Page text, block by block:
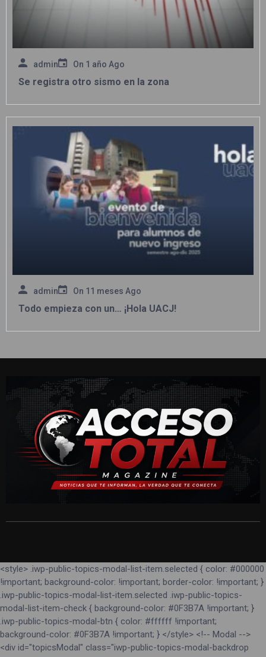
admin On 1 año Ago
Se registra otro sismo en la zona
admin On 11 meses Ago
Todo empieza con un… ¡Hola UACJ!
<style> .iwp-public-topics-modal-list-item.selected { color: #000000
!important; background-color: !important; border-color: !important; }
.iwp-public-topics-modal-list-item.selected .iwp-public-topics-
modal-list-item-check { background-color: #0F3B7A !important; }
.iwp-public-topics-modal-btn { color: #ffffff !important;
background-color: #0F3B7A !important; } </style> <!-- Modal -->
<div id="topicsModal" class="iwp-public-topics-modal-backdrop